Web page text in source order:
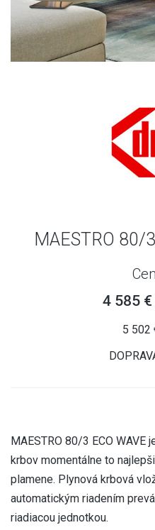
MAESTRO 80/
4 585 €
5 502
MAESTRO 80/3 ECO WAVE
krbov momentálne to
plamene. Plynová krbová
automatickým riadením
riadiacou jednotkou.